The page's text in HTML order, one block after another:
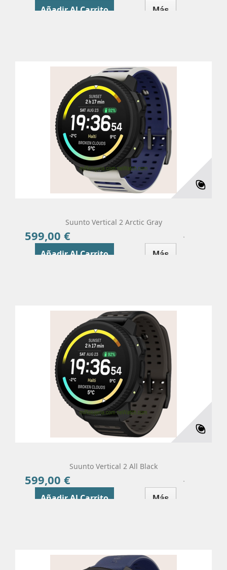
Añadir Al Carrito Más
Suunto Vertical 2 Arctic Gray
599,00 €
Añadir Al Carrito Más
Suunto Vertical 2 All Black
599,00 €
Añadir Al Carrito Más